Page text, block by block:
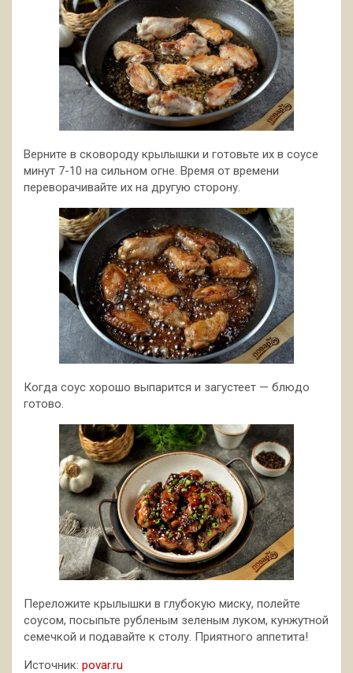
Верните в сковороду крылышки и готовьте их в соусе
минут 7-10 на сильном огне. Время от времени
переворачивайте их на другую сторону.
Когда соус хорошо выпарится и загустеет — блюдо
готово.
Переложите крылышки в глубокую миску, полейте
соусом, посыпьте рубленым зеленым луком, кунжутной
семечкой и подавайте к столу. Приятного аппетита!
Источник: povar.ru